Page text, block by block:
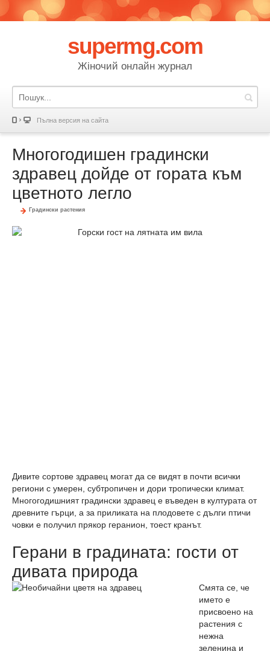
supermg.com
Жіночий онлайн журнал
Пълна версия на сайта
Многогодишен градински
здравец дойде от гората към
цветното легло
Градински растения
Дивите сортове здравец могат да се видят в почти всички
региони с умерен, субтропичен и дори тропически климат.
Многогодишният градински здравец е въведен в културата от
древните гърци, а за приликата на плодовете с дълги птичи
човки е получил прякор геранион, тоест кранът.
Герани в градината: гости от
дивата природа
Смята се, че
името е
присвоено на
растения с
нежна
зеленина и